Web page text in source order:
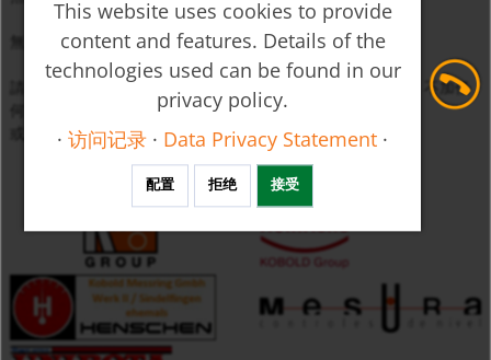
無法找到符合設定篩選條件的產品。
請放鬆您的搜尋條件（例如，只輸入最多三位數的產品代碼，不加任
或直接與我們聯絡。
This website uses cookies to provide
content and features. Details of the
technologies used can be found in our
privacy policy.
·访问记录 · Data Privacy Statement ·
配置 拒绝 接受